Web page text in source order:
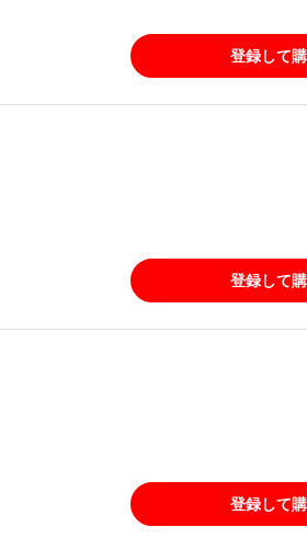
登録して
登録して
登録して